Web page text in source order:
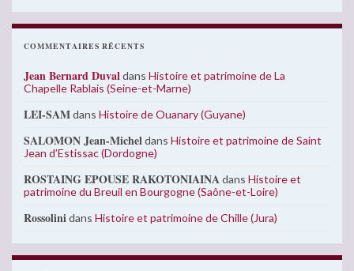
COMMENTAIRES RÉCENTS
Jean Bernard Duvaldans Histoire et patrimoine de La
Chapelle Rablais (Seine-et-Marne)
LEI-SAMdans Histoire de Ouanary (Guyane)
SALOMON Jean-Micheldans Histoire et patrimoine de Saint
Jean d’Estissac (Dordogne)
ROSTAING EPOUSE RAKOTONIAINAdans Histoire et
patrimoine du Breuil en Bourgogne (Saône-et-Loire)
Rossolinidans Histoire et patrimoine de Chille (Jura)